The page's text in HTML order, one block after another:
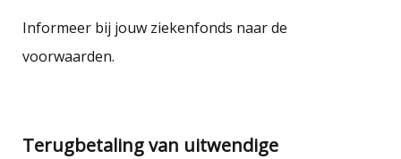
Informeer bij jouw ziekenfonds naar de
voorwaarden.
Terugbetaling van uitwendige